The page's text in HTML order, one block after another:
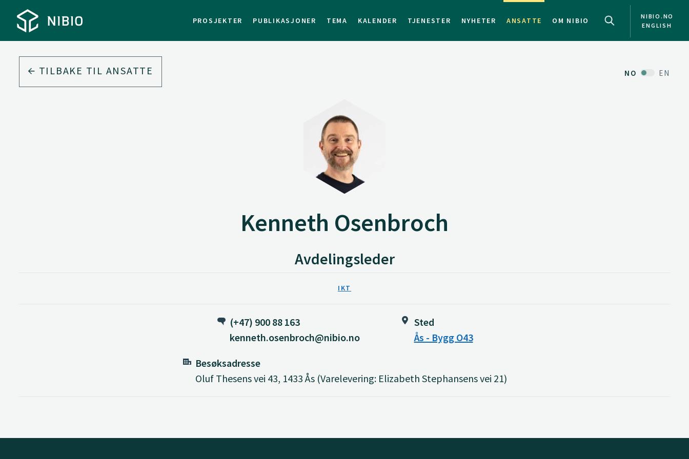
PROSJEKTER PUBLIKASJONER TEMA KALENDER TJENESTER NYHETER ANSATTE OM NIBIO
NIBIO.NO
ENGLISH
TILBAKE TIL ANSATTE NO EN
Kenneth Osenbroch
Avdelingsleder
IKT
(+47) 900 88 163
kenneth.osenbroch@nibio.no
Sted
Ås - Bygg O43
Besøksadresse
Oluf Thesens vei 43, 1433 Ås (Varelevering: Elizabeth Stephansens vei 21)